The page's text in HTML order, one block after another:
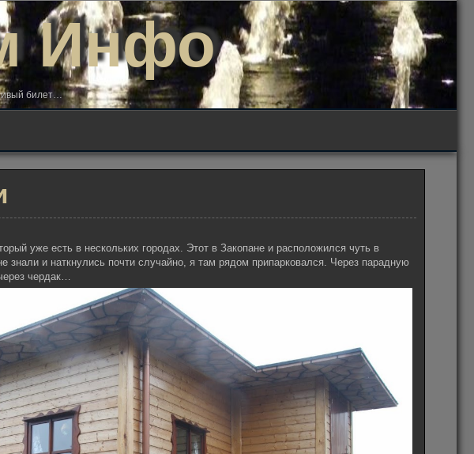
Инфо
билет…
уже есть в нескольких городах. Этот в Закопане и расположился чуть в
знали и наткнулись почти случайно, я там рядом припарковался. Через парадную
чердак…